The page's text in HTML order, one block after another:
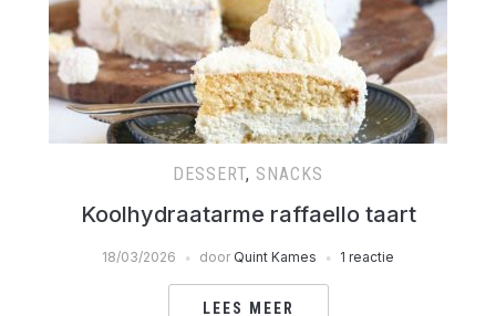
DESSERT, SNACKS
Koolhydraatarme raffaello taart
18/03/2026 door Quint Kames 1 reactie
LEES MEER